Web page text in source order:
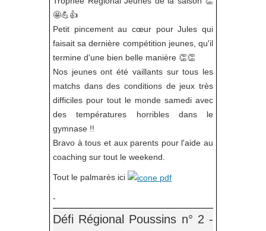
🤩💪👍
Petit pincement au cœur pour Jules qui
faisait sa dernière compétition jeunes, qu'il
termine d'une bien belle manière 👏👏
Nos jeunes ont été vaillants sur tous les
matchs dans des conditions de jeux très
difficiles pour tout le monde samedi avec
des températures horribles dans le
gymnase !!
Bravo à tous et aux parents pour l'aide au
coaching sur tout le weekend.
Tout le palmarès ici
-
Défi Régional Poussins n° 2 -